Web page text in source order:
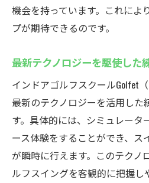
機会を持っています。これによ
プが期待できるのです。
最新テクノロジーを駆使した
インドアゴルフスクールGolfet
最新のテクノロジーを活用した
す。具体的には、シミュレータ
ース体験をすることができ、ス
が瞬時に行えます。このテクノ
ルフスイングを客観的に把握